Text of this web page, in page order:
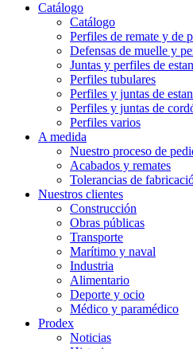
Catálogo
Catálogo
Perfiles de remate y de
Defensas de muelle y
Juntas y perfiles de
Perfiles tubulares
Perfiles y juntas de
Perfiles y juntas de
Perfiles varios
A medida
Nuestro proceso de
Acabados y remates
Tolerancias de
Nuestros clientes
Construcción
Obras públicas
Transporte
Marítimo y naval
Industria
Alimentario
Deporte y ocio
Médico y paramédico
Prodex
Noticias